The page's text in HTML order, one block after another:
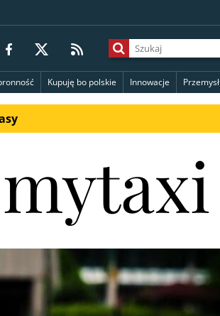
Kupuję bo polskie Innowacje Przemysł
mytaxi